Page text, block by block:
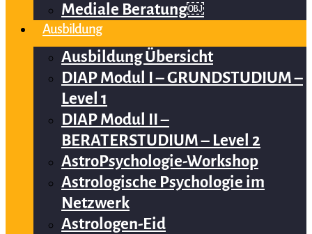
Mediale Beratung￼
Ausbildung
Ausbildung Übersicht
DIAP Modul I – GRUNDSTUDIUM –
Level 1
DIAP Modul II –
BERATERSTUDIUM – Level 2
AstroPsychologie-Workshop
Astrologische Psychologie im
Netzwerk
Astrologen-Eid